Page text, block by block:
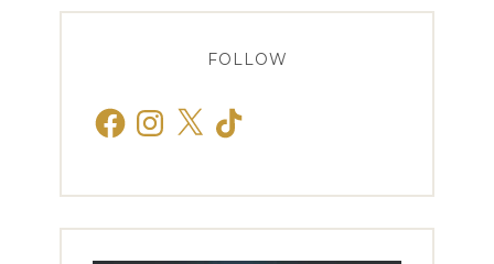
FOLLOW
FacebookInstagram
X TikTok